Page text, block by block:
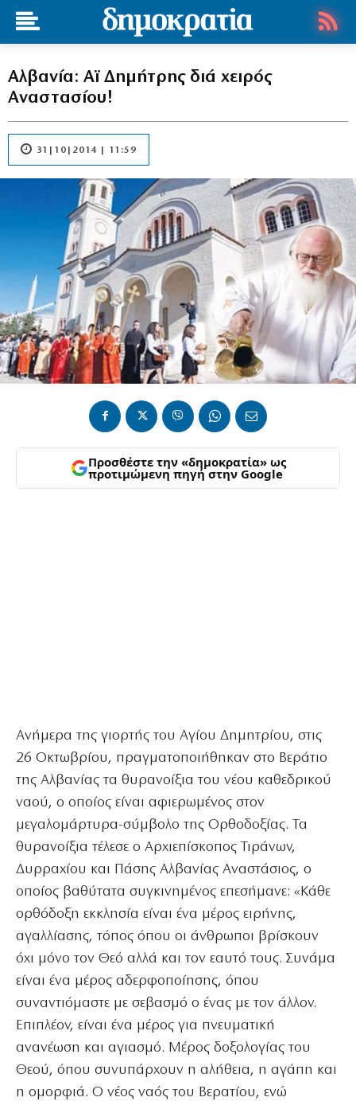
Αλβανία: Αϊ Δημήτρης διά χειρός
Αναστασίου!
31|10|2014 | 11:59
Προσθέστε την «δημοκρατία» ως
προτιμώμενη πηγή στην Google
Ανήμερα της γιορτής του Αγίου Δημητρίου, στις
26 Οκτωβρίου, πραγματοποιήθηκαν στο Βεράτιο
της Αλβανίας τα θυρανοίξια του νέου καθεδρικού
ναού, ο οποίος είναι αφιερωμένος στον
μεγαλομάρτυρα-σύμβολο της Ορθοδοξίας. Τα
θυρανοίξια τέλεσε ο Αρχιεπίσκοπος Τιράνων,
Δυρραχίου και Πάσης Αλβανίας Αναστάσιος, ο
οποίος βαθύτατα συγκινημένος επεσήμανε: «Κάθε
ορθόδοξη εκκλησία είναι ένα μέρος ειρήνης,
αγαλλίασης, τόπος όπου οι άνθρωποι βρίσκουν
όχι μόνο τον Θεό αλλά και τον εαυτό τους. Συνάμα
είναι ένα μέρος αδερφοποίησης, όπου
συναντιόμαστε με σεβασμό ο ένας με τον άλλον.
Επιπλέον, είναι ένα μέρος για πνευματική
ανανέωση και αγιασμό. Μέρος δοξολογίας του
Θεού, όπου συνυπάρχουν η αλήθεια, η αγάπη και
η ομορφιά. Ο νέος ναός του Βερατίου, ενώ